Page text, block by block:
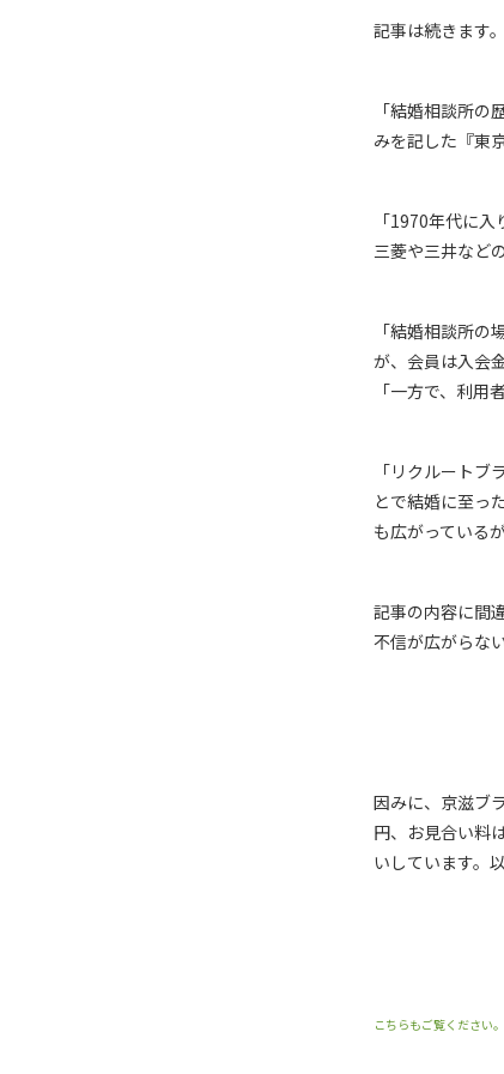
記事は続きます。
「結婚相談所
みを記した『東
「1970年代に
三菱や三井など
「結婚相談所
が、会員は入会
「一方で、利用
「リクルート
とで結婚に至っ
も広がっている
記事の内容に間
不信が広がらな
因みに、京滋ブ
円、お見合い料
いしています。
こちらもご覧ください。